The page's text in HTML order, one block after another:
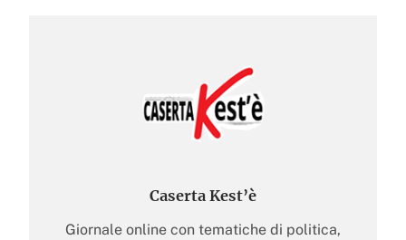
Caserta Kest’è
Giornale online con tematiche di politica,